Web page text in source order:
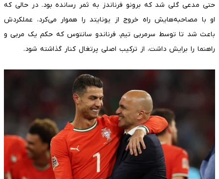
حتی مدعی گلی شد که برونو فرناندز به ثمر رسانده بود. در حالی که
او با مصاحبه‌هایش راه خروج از یونایتد را هموار می‌کرد، عملکردش
باعث شد تا توسط سرمربی تیم، فرناندو سانتوس که حکم یک مربی و
راهنما را برایش داشت، از ترکیب اصلی پرتغال کنار گذاشته شود.